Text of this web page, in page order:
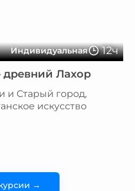
Индивидуальная 12ч
Лахор
и Старый город,
искусство
→